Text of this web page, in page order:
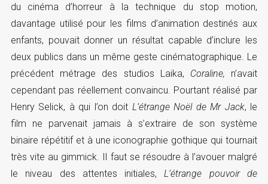
du cinéma d’horreur à la technique du stop motion,
davantage utilisé pour les films d’animation destinés aux
enfants, pouvait donner un résultat capable d’inclure les
deux publics dans un même geste cinématographique. Le
précédent métrage des studios Laika, Coraline, n’avait
cependant pas réellement convaincu. Pourtant réalisé par
Henry Selick, à qui l’on doit L’étrange Noël de Mr Jack, le
film ne parvenait jamais à s’extraire de son système
binaire répétitif et à une iconographie gothique qui tournait
très vite au gimmick. Il faut se résoudre à l’avouer malgré
le niveau des attentes initiales,L’étrange pouvoir de